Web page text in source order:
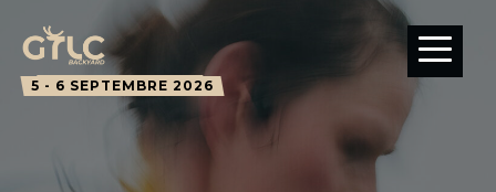
5 - 6 SEPTEMBRE 2026